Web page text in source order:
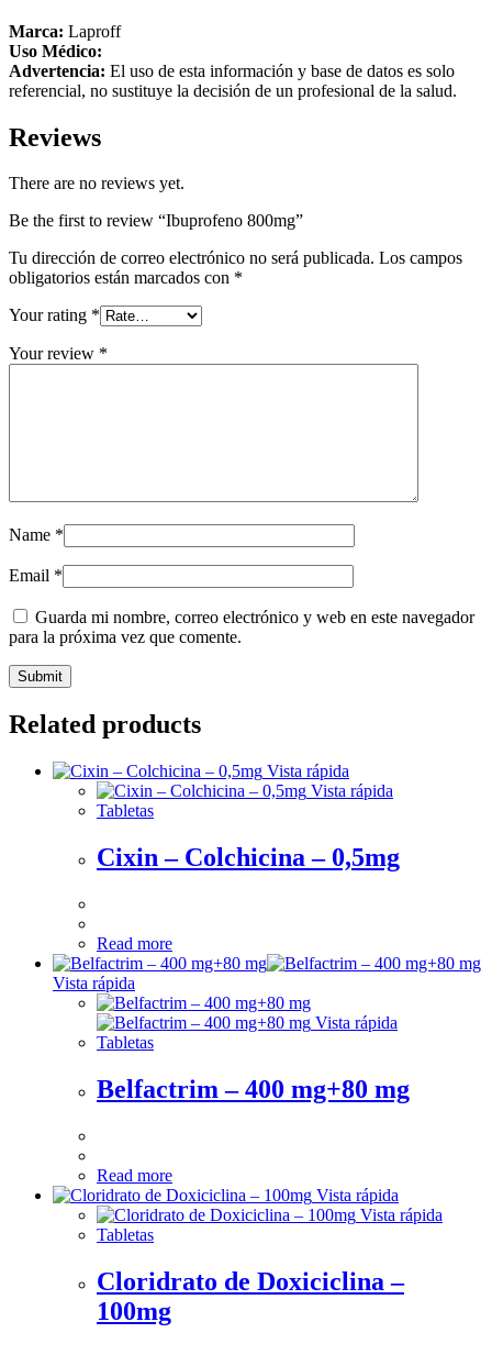
Marca: Laproff
Uso Médico:
Advertencia: El uso de esta información y base de datos es solo
referencial, no sustituye la decisión de un profesional de la salud.
Reviews
There are no reviews yet.
Be the first to review “Ibuprofeno 800mg”
Tu dirección de correo electrónico no será publicada. Los campos
obligatorios están marcados con *
Your rating *
Your review *
Name *
Email *
Guarda mi nombre, correo electrónico y web en este navegador
para la próxima vez que comente.
Related products
Vista rápida
Vista rápida
Tabletas
Cixin – Colchicina – 0,5mg
Read more
Vista rápida
Vista rápida
Tabletas
Belfactrim – 400 mg+80 mg
Read more
Vista rápida
Vista rápida
Tabletas
Cloridrato de Doxiciclina –
100mg